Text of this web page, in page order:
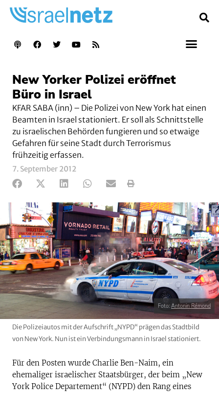
New Yorker Polizei eröffnet
Büro in Israel
KFAR SABA (inn) – Die Polizei von New York hat einen
Beamten in Israel stationiert. Er soll als Schnittstelle
zu israelischen Behörden fungieren und so etwaige
Gefahren für seine Stadt durch Terrorismus
frühzeitig erfassen.
7. September 2012
Foto: Antonin Rémond
Die Polizeiautos mit der Aufschrift „NYPD“ prägen das Stadtbild
von New York. Nun ist ein Verbindungsmann in Israel stationiert.
Für den Posten wurde Charlie Ben-Naim, ein
ehemaliger israelischer Staatsbürger, der beim „New
York Police Departement“ (NYPD) den Rang eines